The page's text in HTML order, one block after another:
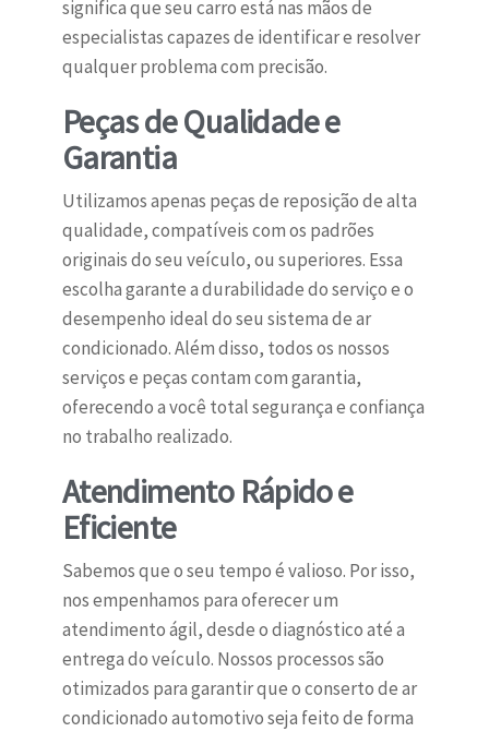
significa que seu carro está nas mãos de
especialistas capazes de identificar e resolver
qualquer problema com precisão.
Peças de Qualidade e
Garantia
Utilizamos apenas peças de reposição de alta
qualidade, compatíveis com os padrões
originais do seu veículo, ou superiores. Essa
escolha garante a durabilidade do serviço e o
desempenho ideal do seu sistema de ar
condicionado. Além disso, todos os nossos
serviços e peças contam com garantia,
oferecendo a você total segurança e confiança
no trabalho realizado.
Atendimento Rápido e
Eficiente
Sabemos que o seu tempo é valioso. Por isso,
nos empenhamos para oferecer um
atendimento ágil, desde o diagnóstico até a
entrega do veículo. Nossos processos são
otimizados para garantir que o conserto de ar
condicionado automotivo seja feito de forma